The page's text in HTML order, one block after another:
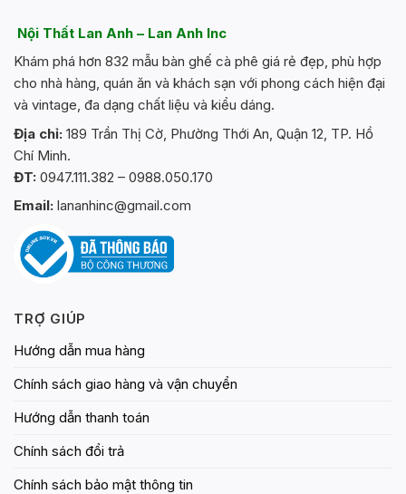
Các
tùy
chọn
có
được
chọn
trên
sản
phẩm
Các
tùy
chọn
có
được
Nội Thất Lan Anh – Lan Anh Inc
Khám phá hơn 832 mẫu bàn ghế cà phê giá rẻ đẹp, phù hợp
cho nhà hàng, quán ăn và khách sạn với phong cách hiện đại
và vintage, đa dạng chất liệu và kiểu dáng.
Địa chỉ: 189 Trần Thị Cờ, Phường Thới An, Quận 12, TP. Hồ
Chí Minh.
ĐT: 0947.111.382 – 0988.050.170
Email: lananhinc@gmail.com
TRỢ GIÚP
Hướng dẫn mua hàng
Chính sách giao hàng và vận chuyển
Hướng dẫn thanh toán
Chính sách đổi trả
Chính sách bảo mật thông tin